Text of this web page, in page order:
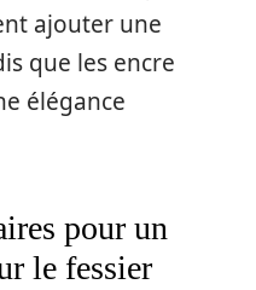
ajouter une
que les encre
élégance
pour un
le fessier